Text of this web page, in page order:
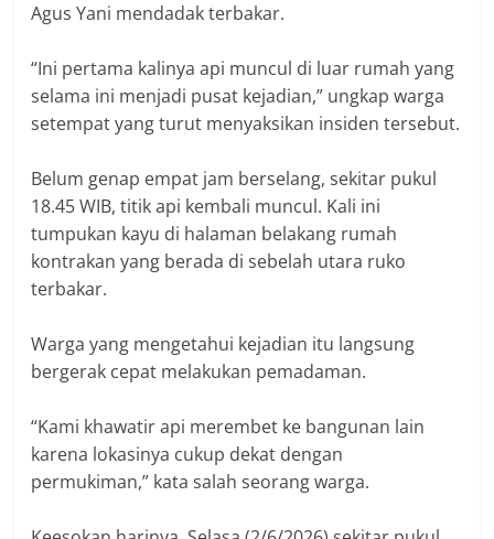
Agus Yani mendadak terbakar.
“Ini pertama kalinya api muncul di luar rumah yang
selama ini menjadi pusat kejadian,” ungkap warga
setempat yang turut menyaksikan insiden tersebut.
Belum genap empat jam berselang, sekitar pukul
18.45 WIB, titik api kembali muncul. Kali ini
tumpukan kayu di halaman belakang rumah
kontrakan yang berada di sebelah utara ruko
terbakar.
Warga yang mengetahui kejadian itu langsung
bergerak cepat melakukan pemadaman.
“Kami khawatir api merembet ke bangunan lain
karena lokasinya cukup dekat dengan
permukiman,” kata salah seorang warga.